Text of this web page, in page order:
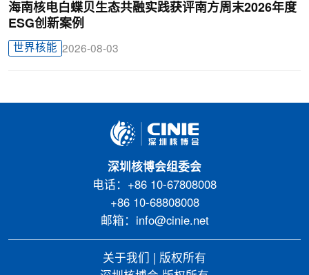
海南核电白蝶贝生态共融实践获评南方周末2026年度
ESG创新案例
世界核能 2026-08-03
深圳核博会组委会
电话：+86 10-67808008
+86 10-68808008
邮箱：info@cinie.net
关于我们
版权所有